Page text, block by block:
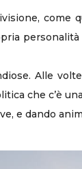
come
Alle
che c’è
e dando